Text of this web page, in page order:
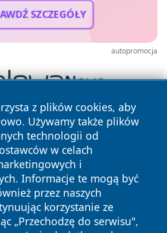
SZCZEGÓŁY
autopromocja
z plików cookies, aby
Używamy także plików
technologii od
w celach
i
Informacje te mogą być
przez naszych
korzystanie ze
„Przechodzę do serwisu",
Wszystkie prawa zastrzeżone.